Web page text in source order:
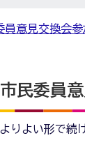
意見交換会
民委員
りよい形で続